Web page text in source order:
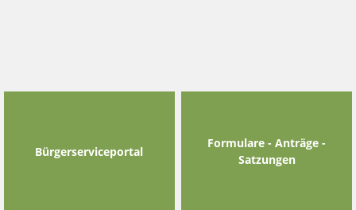
Bürgerserviceportal
Formulare - Anträge -
Satzungen